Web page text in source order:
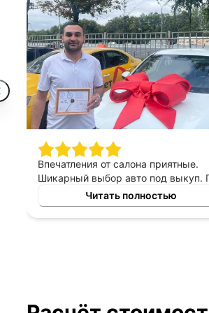
Впечатления от салона приятные.
Шикарный выбор авто под выкуп.
персонал могу сказать только
хорошее, приятны в общении,
терпеливые, помогают сделать
Читать полностью